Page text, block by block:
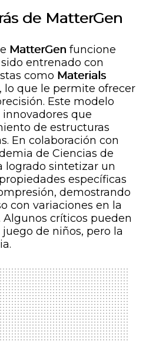
de MatterGen
MatterGen funcione
entrenado con
como Materials
, lo que le permite ofrecer
Este modelo
que
de estructuras
En colaboración con
de Ciencias de
logrado sintetizar un
específicas
demostrando
con variaciones en la
críticos pueden
de niños, pero la